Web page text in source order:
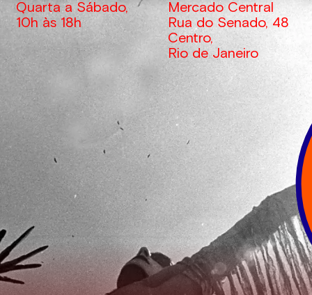
Mercado Central
Rua do Senado, 48
Centro,
Rio de Janeiro
Quarta a Sábado,
10h às 18h